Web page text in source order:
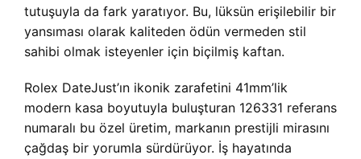
tutuşuyla da fark yaratıyor. Bu, lüksün erişilebilir bir
yansıması olarak kaliteden ödün vermeden stil
sahibi olmak isteyenler için biçilmiş kaftan.
Rolex DateJust’ın ikonik zarafetini 41mm’lik
modern kasa boyutuyla buluşturan 126331 referans
numaralı bu özel üretim, markanın prestijli mirasını
çağdaş bir yorumla sürdürüyor. İş hayatında